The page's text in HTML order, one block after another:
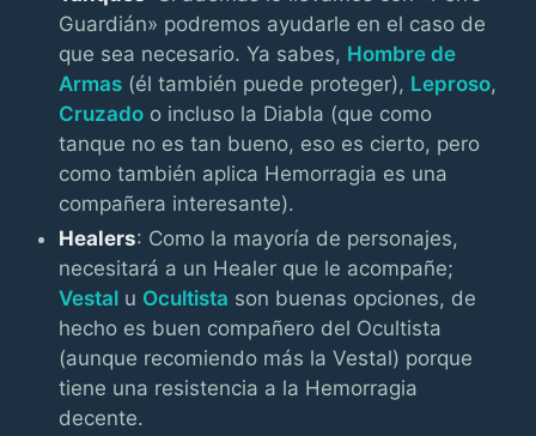
Guardián» podremos ayudarle en el caso de
que sea necesario. Ya sabes, Hombre de
Armas (él también puede proteger), Leproso,
Cruzado o incluso la Diabla (que como
tanque no es tan bueno, eso es cierto, pero
como también aplica Hemorragia es una
compañera interesante).
Healers: Como la mayoría de personajes,
necesitará a un Healer que le acompañe;
Vestal u Ocultista son buenas opciones, de
hecho es buen compañero del Ocultista
(aunque recomiendo más la Vestal) porque
tiene una resistencia a la Hemorragia
decente.